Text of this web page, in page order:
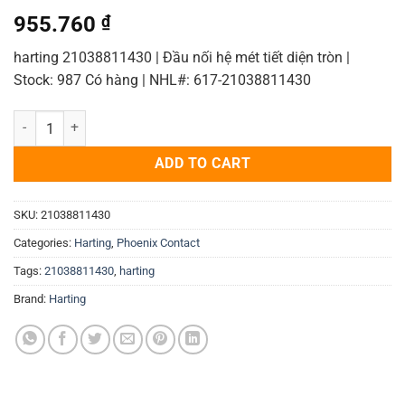
955.760 ₫
harting 21038811430 | Đầu nối hệ mét tiết diện tròn |
Stock: 987 Có hàng | NHL#: 617-21038811430
Đầu nối hệ mét tiết diện tròn M12 PUSHPULL 4-POLE D-CODED
ADD TO CART
SKU: 21038811430
Categories: Harting Phoenix Contact
Tags: 21038811430 harting
Brand: Harting